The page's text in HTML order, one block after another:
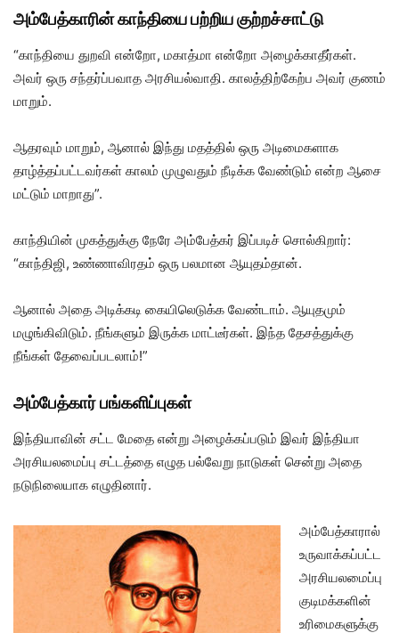
அம்பேத்காரின் காந்தியை பற்றிய குற்றச்சாட்டு
“காந்தியை துறவி என்றோ, மகாத்மா என்றோ அழைக்காதீர்கள்.
அவர் ஒரு சந்தர்ப்பவாத அரசியல்வாதி. காலத்திற்கேற்ப அவர் குணம்
மாறும்.
ஆதரவும் மாறும், ஆனால் இந்து மதத்தில் ஒரு அடிமைகளாக
தாழ்த்தப்பட்டவர்கள் காலம் முழுவதும் நீடிக்க வேண்டும் என்ற ஆசை
மட்டும் மாறாது”.
காந்தியின் முகத்துக்கு நேரே அம்பேத்கர் இப்படிச் சொல்கிறார்:
“காந்திஜி, உண்ணாவிரதம் ஒரு பலமான ஆயுதம்தான்.
ஆனால் அதை அடிக்கடி கையிலெடுக்க வேண்டாம். ஆயுதமும்
மழுங்கிவிடும். நீங்களும் இருக்க மாட்டீர்கள். இந்த தேசத்துக்கு
நீங்கள் தேவைப்படலாம்!”
அம்பேத்கார் பங்களிப்புகள்
இந்தியாவின் சட்ட மேதை என்று அழைக்கப்படும் இவர் இந்தியா
அரசியலமைப்பு சட்டத்தை எழுத பல்வேறு நாடுகள் சென்று அதை
நடுநிலையாக எழுதினார்.
அம்பேத்காரால்
உருவாக்கப்பட்ட
அரசியலமைப்பு
குடிமக்களின்
உரிமைகளுக்கு